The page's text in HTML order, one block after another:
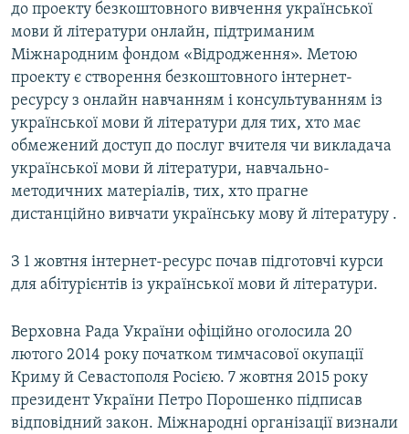
до проекту безкоштовного вивчення української
мови й літератури онлайн, підтриманим
Міжнародним фондом «Відродження». Метою
проекту є створення безкоштовного інтернет-
ресурсу з онлайн навчанням і консультуванням із
української мови й літератури для тих, хто має
обмежений доступ до послуг вчителя чи викладача
української мови й літератури, навчально-
методичних матеріалів, тих, хто прагне
дистанційно вивчати українську мову й літературу .
З 1 жовтня інтернет-ресурс почав підготовчі курси
для абітурієнтів із української мови й літератури.
Верховна Рада України офіційно оголосила 20
лютого 2014 року початком тимчасової окупації
Криму й Севастополя Росією. 7 жовтня 2015 року
президент України Петро Порошенко підписав
відповідний закон. Міжнародні організації визнали